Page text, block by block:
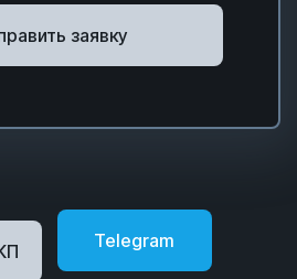
заявку
Telegram